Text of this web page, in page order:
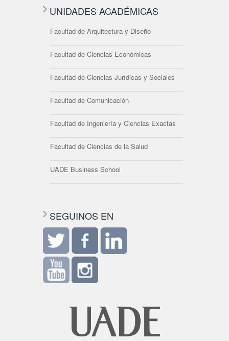
UNIDADES ACADÉMICAS
Facultad de Arquitectura y Diseño
Facultad de Ciencias Económicas
Facultad de Ciencias Jurídicas y Sociales
Facultad de Comunicación
Facultad de Ingeniería y Ciencias Exactas
Facultad de Ciencias de la Salud
UADE Business School
SEGUINOS EN